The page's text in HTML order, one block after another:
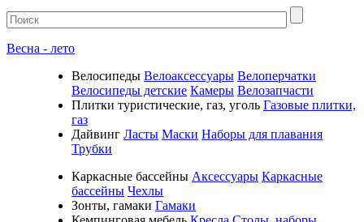
Весна - лето
Велосипеды Велоаксессуары Велоперчатки
Велосипеды детские Камеры Велозапчасти
Плитки туристические, газ, уголь Газовые плитки,
газ
Дайвинг Ласты Маски Наборы для плавания
Трубки
Каркасные бассейны Аксессуары Каркасные
бассейны Чехлы
Зонты, гамаки Гамаки